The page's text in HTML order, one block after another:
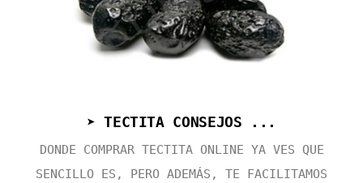
➤ TECTITA CONSEJOS ...
DONDE COMPRAR TECTITA ONLINE YA VES QUE
SENCILLO ES, PERO ADEMÁS, TE FACILITAMOS